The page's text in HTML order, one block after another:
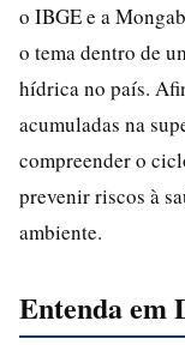
o IBGE e a
o tema dentro de
hídrica no país.
acumuladas na
compreender o
prevenir riscos à
ambiente.
Entenda em